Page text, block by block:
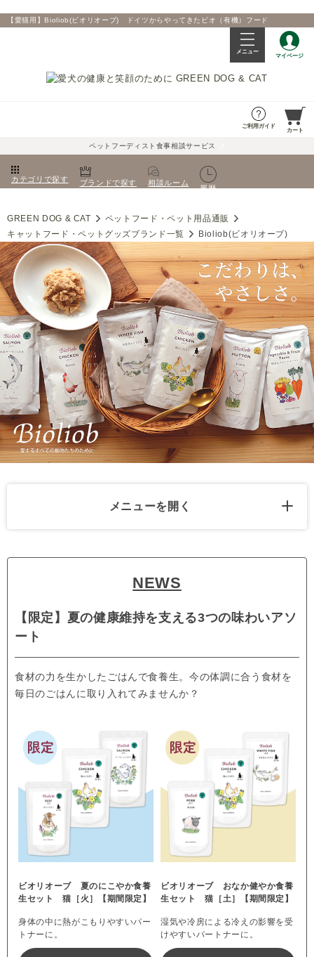
【愛猫用】Bioliob(ビオリオーブ) ドイツからやってきたビオ（有機）フード
メニュー
マイページ
ご利用ガイド
カート
ペットフーディスト食事相談サービス
カテゴリで探す ブランドで探す 相談ルーム
履歴
GREEN DOG & CAT
ペットフード・ペット用品通販
キャットフード・ペットグッズブランド一覧
Bioliob(ビオリオーブ)
メニューを開く
NEWS
【限定】夏の健康維持を支える3つの味わいアソ
ート
食材の力を生かしたごはんで食養生。今の体調に合う食材を
毎日のごはんに取り入れてみませんか？
ビオリオーブ 夏のにこやか食養
生セット 猫［火］【期間限定】
身体の中に熱がこもりやすいパー
トナーに。
ビオリオーブ おなか健やか食養
生セット 猫［土］【期間限定】
湿気や冷房による冷えの影響を受
けやすいパートナーに。